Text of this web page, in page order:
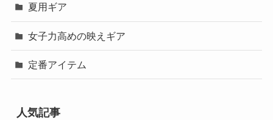
夏用ギア
女子力高めの映えギア
定番アイテム
人気記事